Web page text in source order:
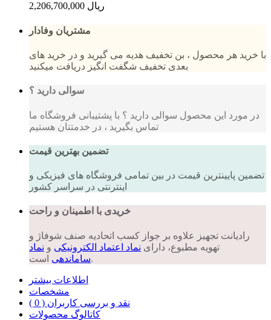
2,206,700,000 ریال
مشتریان وفادار
با خرید هر محصول ، بن تخفیف هدیه می گیرید و در خرید های
بعدی تخفیف شگفت انگیز دریافت میکنید
سوالی دارید ؟
در مورد این محصول سوالی دارید ؟ با پشتیبانی فروشگاه ما
تماس بگیرید ، در خدمتتان هستیم
تضمین بهترین قیمت
تضمین پایینترین قیمت در بین تمامی فروشگاه های فیزیکی و
اینترنتی در سراسر کشور
خریدی با اطمینان و راحت
رادیانت تجهیز علاوه بر جواز کسب اتحادیه صنف شوفاژ و
تهویه مطبوع، دارای نماد اعتماد الکترونیکی و نماد
ساماندهیاست.
اطلاعات بیشتر
مشخصات
نقد و بررسی کاربران ( 0 )
کاتالوگ محصولات